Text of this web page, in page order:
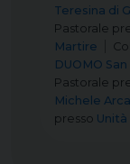
Teresina di
Pastorale
Martire
DUOMO
Pastorale
Michele
presso Unità